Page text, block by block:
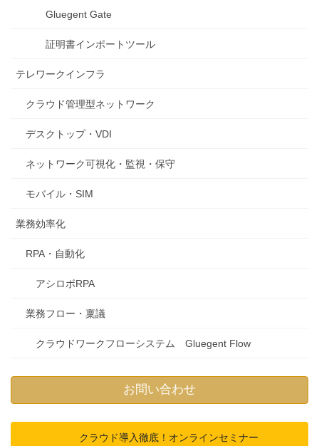
Gluegent Gate
証明書インポートツール
テレワークインフラ
クラウド管理型ネットワーク
デスクトップ・VDI
ネットワーク可視化・監視・保守
モバイル・SIM
業務効率化
RPA・自動化
アシロボRPA
業務フロー・稟議
クラウドワークフローシステム Gluegent Flow
お問い合わせ
クラウド導入徹底！オンラインセミナー